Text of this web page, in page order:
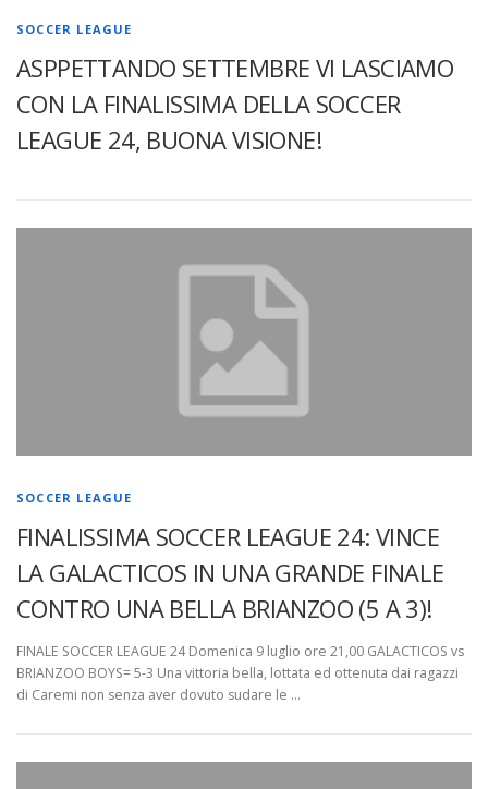
SOCCER LEAGUE
ASPPETTANDO SETTEMBRE VI LASCIAMO
CON LA FINALISSIMA DELLA SOCCER
LEAGUE 24, BUONA VISIONE!
SOCCER LEAGUE
FINALISSIMA SOCCER LEAGUE 24: VINCE
LA GALACTICOS IN UNA GRANDE FINALE
CONTRO UNA BELLA BRIANZOO (5 A 3)!
FINALE SOCCER LEAGUE 24 Domenica 9 luglio ore 21,00 GALACTICOS vs
BRIANZOO BOYS= 5-3 Una vittoria bella, lottata ed ottenuta dai ragazzi
di Caremi non senza aver dovuto sudare le …